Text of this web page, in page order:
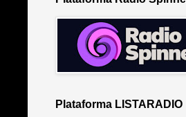
Plataforma LISTARADIO